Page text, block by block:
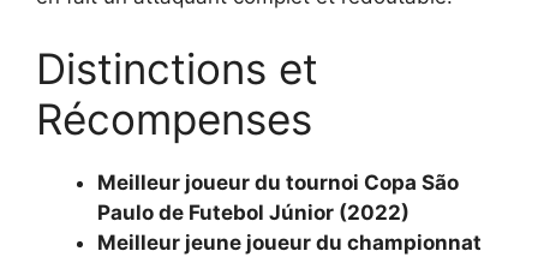
Distinctions et
Récompenses
Meilleur joueur du tournoi Copa São
Paulo de Futebol Júnior (2022)
Meilleur jeune joueur du championnat